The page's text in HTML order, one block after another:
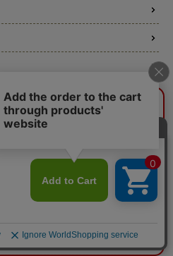
¥0 閉じる
印刷サイズ：
—
印刷代：¥0